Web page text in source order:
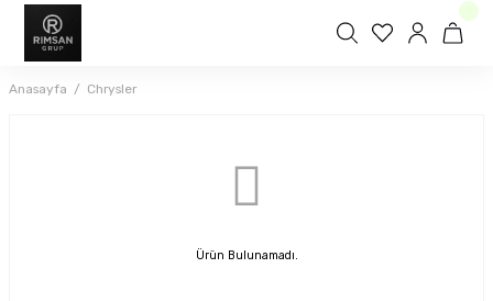
Anasayfa Chrysler
Ürün Bulunamadı.